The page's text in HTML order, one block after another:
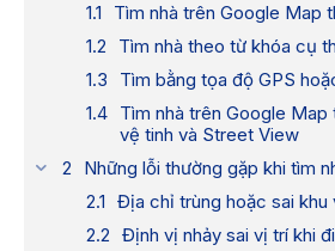
Tìm nhà trên Google Map
Tìm nhà theo từ khóa cụ
Tìm bằng tọa độ GPS
Tìm nhà trên Google Map
vệ tinh và Street View
Những lỗi thường gặp khi tìm
Địa chỉ trùng hoặc sai khu
Định vị nhảy sai vị trí khi